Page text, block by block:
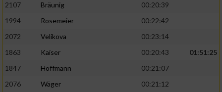
2107
Bräunig
00:20:39
1994
Rosemeier
00:22:42
2072
Velikova
00:23:14
1863
Kaiser 00:20:43
01:51:25
1847
Hoffmann
00:21:07
2076
Wäger
00:21:12